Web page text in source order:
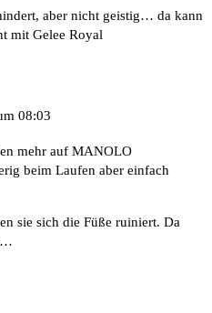
aber nicht geistig… da kann
mit Gelee Royal
08:03
mehr auf MANOLO
beim Laufen aber einfach
sie sich die Füße ruiniert. Da